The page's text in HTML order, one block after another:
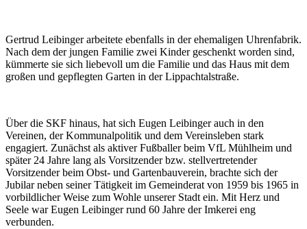
Gertrud Leibinger arbeitete ebenfalls in der ehemaligen Uhrenfabrik.
Nach dem der jungen Familie zwei Kinder geschenkt worden sind,
kümmerte sie sich liebevoll um die Familie und das Haus mit dem
großen und gepflegten Garten in der Lippachtalstraße.
Über die SKF hinaus, hat sich Eugen Leibinger auch in den
Vereinen, der Kommunalpolitik und dem Vereinsleben stark
engagiert. Zunächst als aktiver Fußballer beim VfL Mühlheim und
später 24 Jahre lang als Vorsitzender bzw. stellvertretender
Vorsitzender beim Obst- und Gartenbauverein, brachte sich der
Jubilar neben seiner Tätigkeit im Gemeinderat von 1959 bis 1965 in
vorbildlicher Weise zum Wohle unserer Stadt ein. Mit Herz und
Seele war Eugen Leibinger rund 60 Jahre der Imkerei eng
verbunden.